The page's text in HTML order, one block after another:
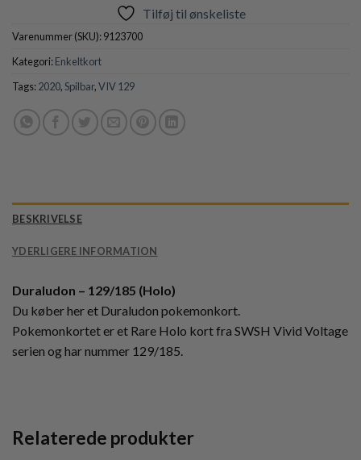
Tilføj til ønskeliste
Varenummer (SKU):9123700
Kategori:Enkeltkort
Tags:2020,Spilbar,VIV 129
BESKRIVELSE
YDERLIGERE INFORMATION
Duraludon – 129/185 (Holo)
Du køber her et Duraludon pokemonkort.
Pokemonkortet er et Rare Holo kort fra SWSH Vivid Voltage
serien og har nummer 129/185.
Relaterede produkter